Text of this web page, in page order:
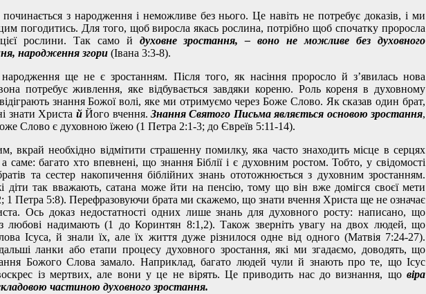
починається з народження і неможливе без нього. Це навіть не потребує доказів, і ми
погодитись. Для того, щоб виросла якась рослина, потрібно щоб спочатку проросла
рослини. Так само й духовне зростання, – воно не можливе без духовного
народження згори (Івана 3:3-8).
ще не є зростанням. Після того, як насіння проросло й з’явилась нова
потребує живлення, яке відбувається завдяки кореню. Роль кореня в духовному
знання Божої волі, яке ми отримуємо через Боже Слово. Як сказав один брат,
знати Христа йЙого вчення. Знання Святого Письма являється основою зростання,
Слово є духовною їжею (1 Петра 2:1-3; до Євреїв 5:11-14).
вкрай необхідно відмітити страшенну помилку, яка часто знаходить місце в серцях
саме: багато хто впевнені, що знання Біблії і є духовним ростом. Тобто, у свідомості
та сестер накопичення біблійних знань ототожнюється з духовним зростанням.
діти так вважають, сатана може йти на пенсію, тому що він вже домігся своєї мети
1 Петра 5:8). Перефразовуючи брата ми скажемо, що знати вчення Христа ще не означає
Ось доказ недостатності одних лише знань для духовного росту: написано, що
любові надимають (1 до Коринтян 8:1,2). Також зверніть увагу на двох людей, що
Ісуса, й знали їх, але їх життя дуже різнилося одне від одного (Матвія 7:24-27).
ланки або етапи процесу духовного зростання, які ми згадаємо, доводять, що
Божого Слова замало. Наприклад, багато людей чули й знають про те, що Ісус
із мертвих, але вони у це не вірять. Це приводить нас до визнання, що віра
частиною духовного зростання.